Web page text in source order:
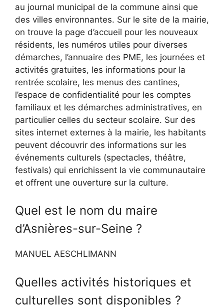
au journal municipal de la commune ainsi que
des villes environnantes. Sur le site de la mairie,
on trouve la page d’accueil pour les nouveaux
résidents, les numéros utiles pour diverses
démarches, l’annuaire des PME, les journées et
activités gratuites, les informations pour la
rentrée scolaire, les menus des cantines,
l’espace de confidentialité pour les comptes
familiaux et les démarches administratives, en
particulier celles du secteur scolaire. Sur des
sites internet externes à la mairie, les habitants
peuvent découvrir des informations sur les
événements culturels (spectacles, théâtre,
festivals) qui enrichissent la vie communautaire
et offrent une ouverture sur la culture.
Quel est le nom du maire
d’Asnières-sur-Seine ?
MANUEL AESCHLIMANN
Quelles activités historiques et
culturelles sont disponibles ?